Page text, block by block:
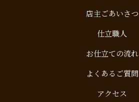
店主ごあいさつ
仕立職人
お仕立ての流れ
よくあるご質問
アクセス